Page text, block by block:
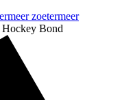
zoetermeer
Bond